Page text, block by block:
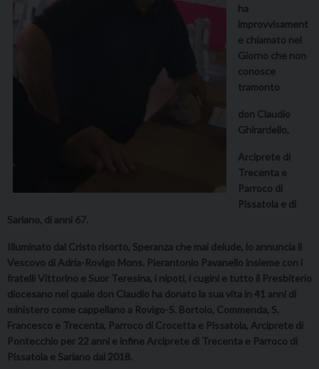
ha
improvvisament
e chiamato nel
Giorno che non
conosce
tramonto
don Claudio
Ghirardello,
Arciprete di
Trecenta e
Parroco di
Pissatola e di
Sariano, di anni 67.
Illuminato dal Cristo risorto, Speranza che mai delude, lo annuncia il
Vescovo di Adria-Rovigo Mons. Pierantonio Pavanello insieme con i
fratelli Vittorino e Suor Teresina, i nipoti, i cugini e tutto il Presbiterio
diocesano nel quale don Claudio ha donato la sua vita in 41 anni di
ministero come cappellano a Rovigo-S. Bortolo, Commenda, S.
Francesco e Trecenta, Parroco di Crocetta e Pissatola, Arciprete di
Pontecchio per 22 anni e infine Arciprete di Trecenta e Parroco di
Pissatola e Sariano dal 2018.